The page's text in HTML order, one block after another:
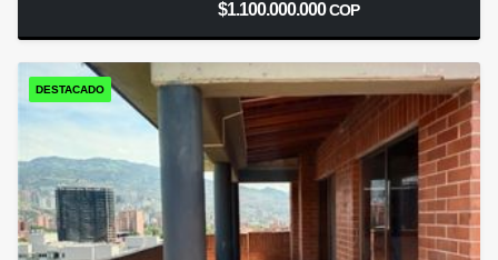
$1.100.000.000COP
DESTACADO